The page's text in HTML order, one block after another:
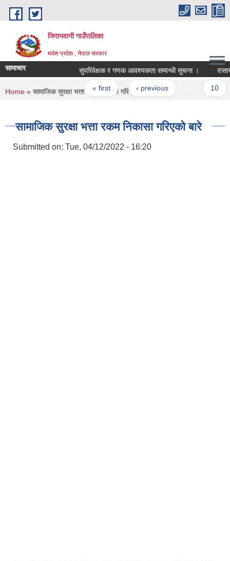
Skip to main content
जिराभवानी गाउँपालिका
मधेश प्रदेश , नेपाल सरकार
सामाचार सुपरिवेक्षक र गणक आवश्यकता सम्वन्धी सुचना ।
Pages
« first ‹ previous
You are here
Home » सामाजिक सुरक्षा भत्ता रकम निकासा गरिएको बारे
सामाजिक सुरक्षा भत्ता रकम निकासा गरिएको बारे
Submitted on: Tue, 04/12/2022 - 16:20